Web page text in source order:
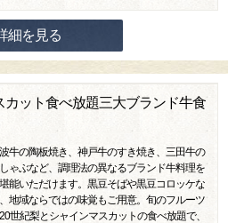
細を見る
カット食べ放題三大ブランド牛食
牛の陶板焼き、神戸牛のすき焼き、三田牛の
ゃぶなど、調理法の異なるブランド牛料理を
能いただけます。黒豆そばや黒豆コロッケな
地域ならではの味覚もご用意。旬のフルーツ
世紀梨とシャインマスカットの食べ放題で、